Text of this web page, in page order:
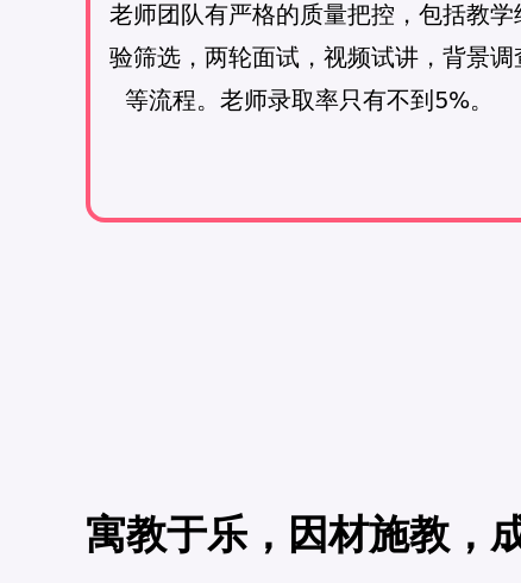
老师团队有严格的质量把控，包括教学
验筛选，两轮面试，视频试讲，背景调
等流程。老师录取率只有不到5%。
寓教于乐，因材施教，